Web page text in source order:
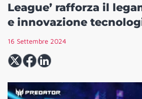
League’ rafforza il
e innovazione
16 Settembre 2024